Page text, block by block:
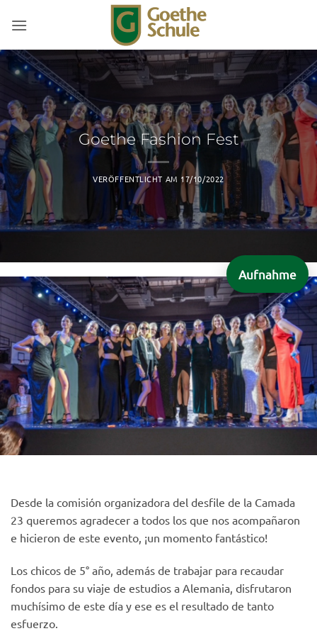
Inhalt
Goethe Fashion Fest
VERÖFFENTLICHT AM 17/10/2022
Desde la comisión organizadora del desfile de la Camada
23 queremos agradecer a todos los que nos acompañaron
e hicieron de este evento, ¡un momento fantástico!
Los chicos de 5° año, además de trabajar para recaudar
fondos para su viaje de estudios a Alemania, disfrutaron
muchísimo de este día y ese es el resultado de tanto
esfuerzo.
Aufnahme